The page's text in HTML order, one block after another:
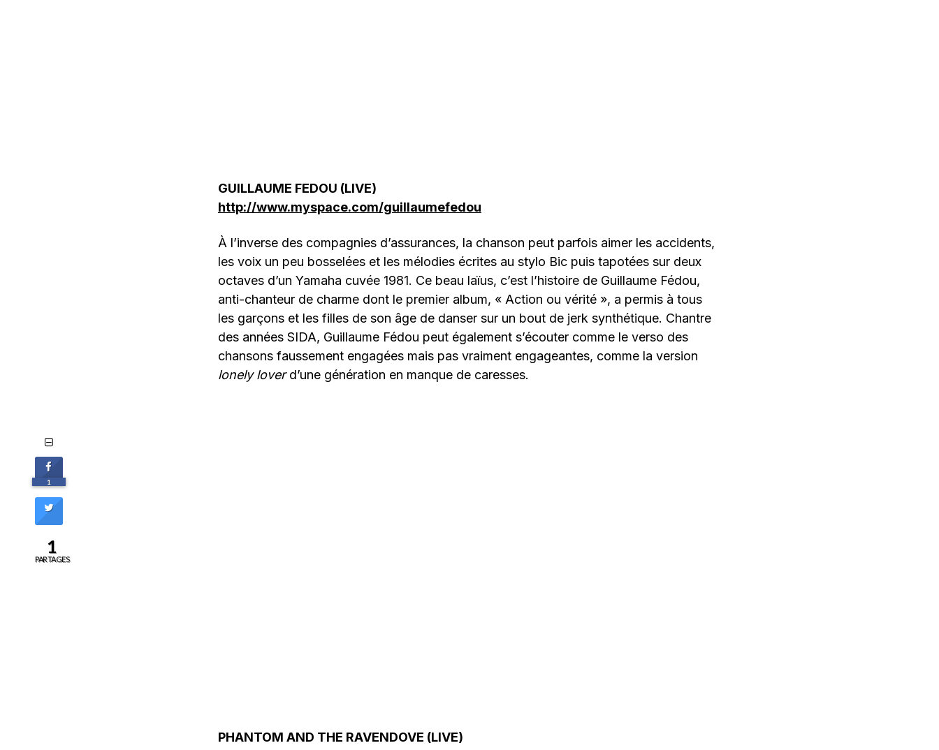
GUILLAUME FEDOU (LIVE)
http://www.myspace.com/guillaumefedou
À l’inverse des compagnies d’assurances, la chanson peut parfois aimer les accidents,
les voix un peu bosselées et les mélodies écrites au stylo Bic puis tapotées sur deux
octaves d’un Yamaha cuvée 1981. Ce beau laïus, c’est l’histoire de Guillaume Fédou,
anti-chanteur de charme dont le premier album, « Action ou vérité », a permis à tous
les garçons et les filles de son âge de danser sur un bout de jerk synthétique. Chantre
des années SIDA, Guillaume Fédou peut également s’écouter comme le verso des
chansons faussement engagées mais pas vraiment engageantes, comme la version
lonely loverd’une génération en manque de caresses.
PHANTOM AND THE RAVENDOVE (LIVE)
1
1
PARTAGES